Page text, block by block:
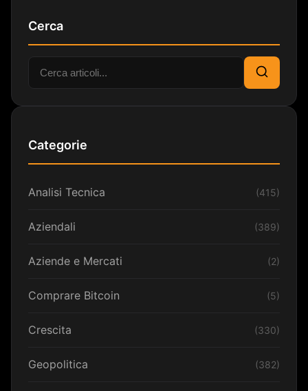
Cerca
Cerca:
Cerca
Categorie
Analisi Tecnica (415)
Aziendali (389)
Aziende e Mercati (2)
Comprare Bitcoin (5)
Crescita (330)
Geopolitica (382)